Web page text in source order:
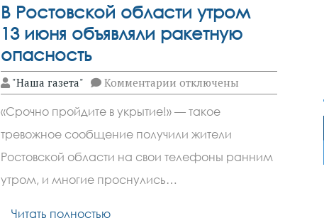
В Ростовской области утром
13 июня объявляли ракетную
опасность
"Наша газета" Комментарии к
записи
Ростовской
области
утром
13 июня
объявляли
отключены
«Срочно пройдите в укрытие!» — такое
тревожное сообщение получили жители
Ростовской области на свои телефоны ранним
утром, и многие проснулись…
Читать полностью